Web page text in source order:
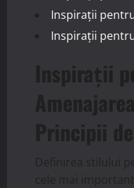
Inspirații
Inspirații
Inspirații
Principii
Definirea stilului
cele mai